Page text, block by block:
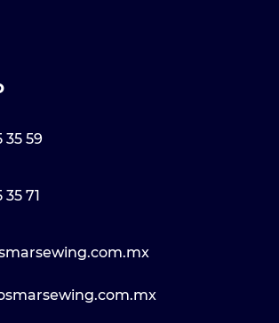
35 59
35 71